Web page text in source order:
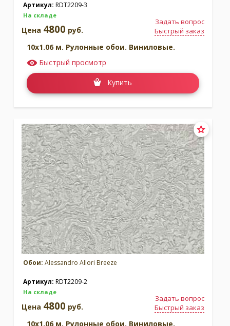
Артикул: RDT2209-3
На складе
Задать вопрос
Быстрый заказ
Цена 4800 руб.
10x1.06 м. Рулонные обои. Виниловые.
Быстрый просмотр
Купить
Обои: Alessandro Allori Breeze
Артикул: RDT2209-2
На складе
Задать вопрос
Быстрый заказ
Цена 4800 руб.
10x1.06 м. Рулонные обои. Виниловые.